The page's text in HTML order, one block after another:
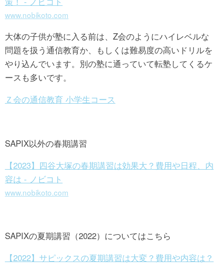
www.nobikoto.com
大体の子供が塾に入る前は、Z会のようにハイレベルな
問題を扱う通信教育か、もしくは難易度の高いドリルを
やり込んでいます。別の塾に通っていて転塾してくるケ
ースも多いです。
Ｚ会の通信教育 小学生コース
SAPIX以外の春期講習
【2023】四谷大塚の春期講習は効果大？費用や日程、内
容は - ノビコト
www.nobikoto.com
SAPIXの夏期講習（2022）についてはこちら
【2022】サピックスの夏期講習は大変？費用や内容は？